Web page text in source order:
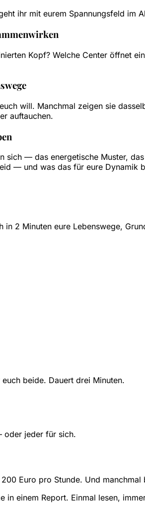
ihr mit eurem Spannungsfeld
Kopf? Welche Center öffnet
will. Manchmal zeigen sie
auftauchen.
sich — das energetische Muster,
— und was das für eure Dynamik
in 2 Minuten eure Lebenswege,
beide. Dauert drei Minuten.
oder jeder für sich.
Euro pro Stunde. Und
in einem Report. Einmal lesen,